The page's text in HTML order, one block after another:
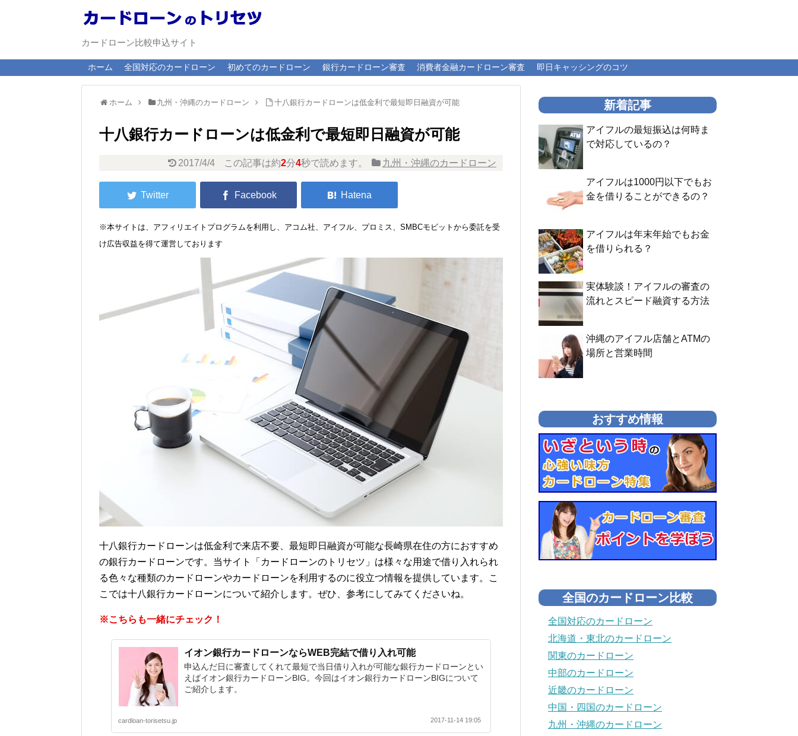
カードローン比較申込サイト
ホーム 全国対応のカードローン 初めてのカードローン 銀行カードローン審査 消費者金融カードローン審査 即日キャッシングのコツ
ホーム 九州・沖縄のカードローン 十八銀行カードローンは低金利で最短即日融資が可能
十八銀行カードローンは低金利で最短即日融資が可能
2017/4/4 この記事は約2分4秒で読めます。 九州・沖縄のカードローン
※本サイトは、アフィリエイトプログラムを利用し、アコム社、アイフル、プロミス、SMBCモビットから委託を受
け広告収益を得て運営しております
十八銀行カードローンは低金利で来店不要、最短即日融資が可能な長崎県在住の方におすすめ
の銀行カードローンです。当サイト「カードローンのトリセツ」は様々な用途で借り入れられ
る色々な種類のカードローンやカードローンを利用するのに役立つ情報を提供しています。こ
こでは十八銀行カードローンについて紹介します。ぜひ、参考にしてみてくださいね。
※こちらも一緒にチェック！
イオン銀行カードローンならWEB完結で借り入れ可能
申込んだ日に審査してくれて最短で当日借り入れが可能な銀行カードローンとい
えばイオン銀行カードローンBIG。今回はイオン銀行カードローンBIGについて
ご紹介します。
cardloan-torisetsu.jp 2017-11-14 19:05
新着記事
アイフルの最短振込は何時ま
で対応しているの？
アイフルは1000円以下でもお
金を借りることができるの？
アイフルは年末年始でもお金
を借りられる？
実体験談！アイフルの審査の
流れとスピード融資する方法
沖縄のアイフル店舗とATMの
場所と営業時間
おすすめ情報
全国のカードローン比較
全国対応のカードローン
北海道・東北のカードローン
関東のカードローン
中部のカードローン
近畿のカードローン
中国・四国のカードローン
九州・沖縄のカードローン